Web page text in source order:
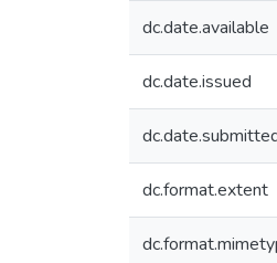
dc.date.available
dc.date.issued
dc.format.extent